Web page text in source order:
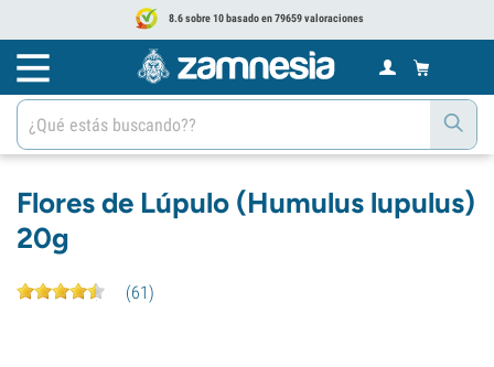
8.6 sobre 10 basado en 79659 valoraciones
Flores de Lúpulo (Humulus lupulus)
20g
(61)